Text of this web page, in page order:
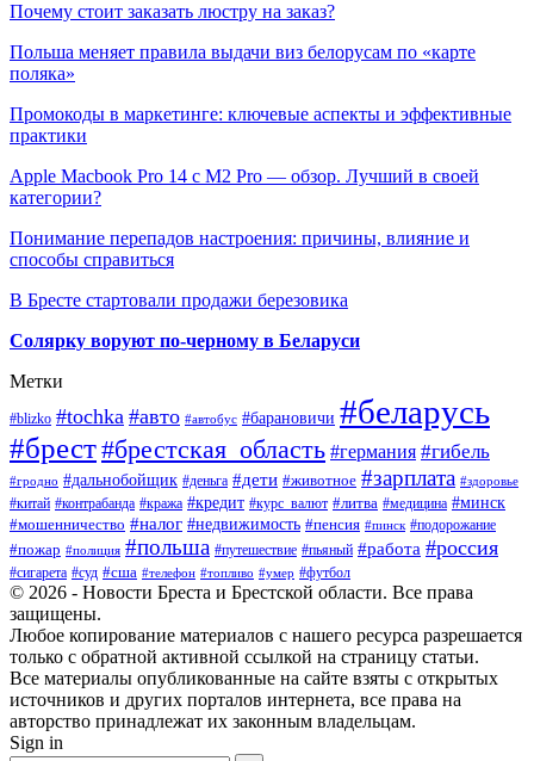
Почему стоит заказать люстру на заказ?
Польша меняет правила выдачи виз белорусам по «карте
поляка»
Промокоды в маркетинге: ключевые аспекты и эффективные
практики
Apple Macbook Pro 14 с M2 Pro — обзор. Лучший в своей
категории?
Понимание перепадов настроения: причины, влияние и
способы справиться
В Бресте стартовали продажи березовика
Солярку воруют по-черному в Беларуси
Метки
#blizko #tochka #авто #автобус #барановичи #беларусь
#брест#брестская_область #германия #гибель
#гродно #дальнобойщик #деньга #дети #животное #зарплата #здоровье
#китай #контрабанда #кража #кредит #курс_валют #литва #медицина #минск
#мошенничество #налог #недвижимость #пенсия #пинск #подорожание
#пожар #полиция #польша #путешествие #пьяный #работа #россия
#сигарета #суд #сша #телефон #топливо #умер #футбол
© 2026 - Новости Бреста и Брестской области. Все права
защищены.
Любое копирование материалов с нашего ресурса разрешается
только с обратной активной ссылкой на страницу статьи.
Все материалы опубликованные на сайте взяты с открытых
источников и других порталов интернета, все права на
авторство принадлежат их законным владельцам.
Sign in